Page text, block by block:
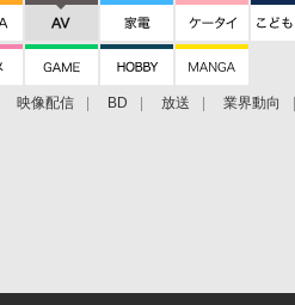
映像配信 BD 放送 業界動向